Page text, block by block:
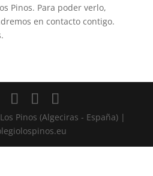
Pinos. Para poder verlo,
en contacto contigo.
Pinos (Algeciras - España) |